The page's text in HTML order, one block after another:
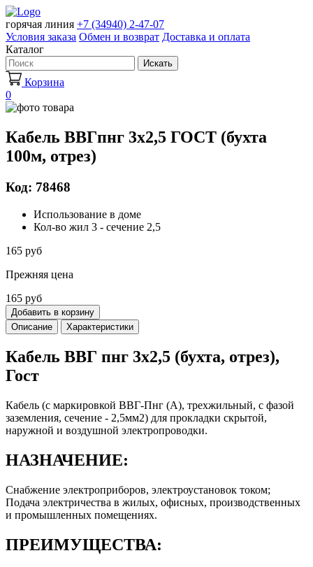
горячая линия +7 (34940) 2-47-07
Условия заказа Обмен и возврат Доставка и оплата
Каталог
Искать
Корзина
0
Кабель ВВГпнг 3х2,5 ГОСТ (бухта
100м, отрез)
Код: 78468
Использование в доме
Кол-во жил 3 - сечение 2,5
165 руб
Прежняя цена
165 руб
Добавить в корзину
Описание
Характеристики
Кабель ВВГ пнг 3х2,5 (бухта, отрез),
Гост
Кабель (с маркировкой ВВГ-Пнг (А), трехжильный, с фазой
заземления, сечение - 2,5мм2) для прокладки скрытой,
наружной и воздушной электропроводки.
НАЗНАЧЕНИЕ:
Снабжение электроприборов, электроустановок током;
Подача электричества в жилых, офисных, производственных
и промышленных помещениях.
ПРЕИМУЩЕСТВА: